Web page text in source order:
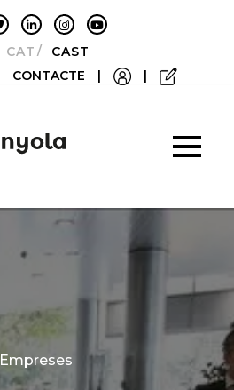
CATALÀCASTELLANO
CONTACTE | |
Categories
Empreses